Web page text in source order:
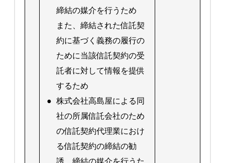
締結の媒介を行うため
また、締結された信託契
約に基づく義務の履行の
ために当該信託契約の受
託者に対して情報を提供
するため
● 株式会社高島屋による同
社の所属信託会社のため
の信託契約代理業におけ
る信託契約の締結の勧
誘、締結の媒介を行うた